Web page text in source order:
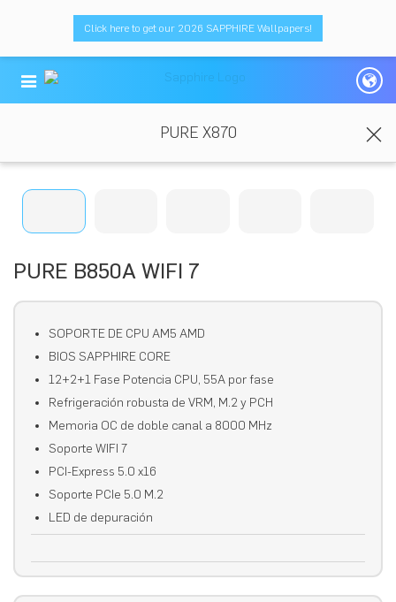
Click here to get our 2026 SAPPHIRE Wallpapers!
PURE X870
PURE B850A WIFI 7
SOPORTE DE CPU AM5 AMD
BIOS SAPPHIRE CORE
12+2+1 Fase Potencia CPU, 55A por fase
Refrigeración robusta de VRM, M.2 y PCH
Memoria OC de doble canal a 8000 MHz
Soporte WIFI 7
PCI-Express 5.0 x16
Soporte PCIe 5.0 M.2
LED de depuración